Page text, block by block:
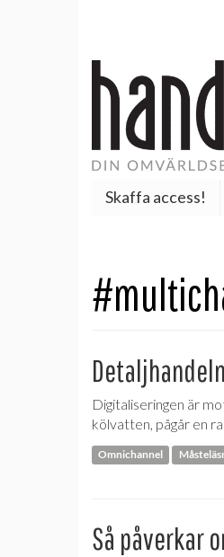
Skaffa access!
Digitaliseringen är
kölvatten, pågår en
Omnichannel
Så påverkar